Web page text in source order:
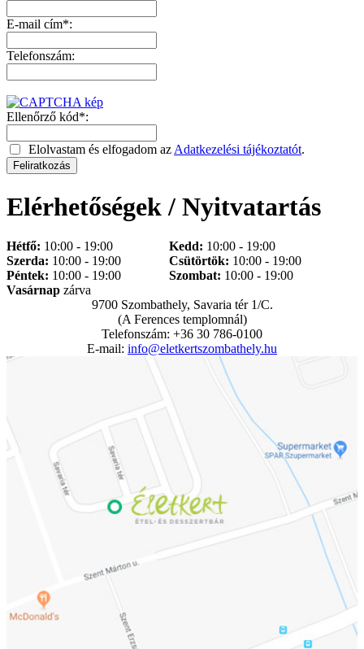
E-mail cím*:
Telefonszám:
Ellenőrző kód*:
Elolvastam és elfogadom az Adatkezelési tájékoztatót.
Elérhetőségek / Nyitvatartás
Hétfő: 10:00 - 19:00 Kedd: 10:00 - 19:00
Szerda: 10:00 - 19:00 Csütörtök: 10:00 - 19:00
Péntek: 10:00 - 19:00 Szombat: 10:00 - 19:00
Vasárnap zárva
9700 Szombathely, Savaria tér 1/C.
(A Ferences templomnál)
Telefonszám: +36 30 786-0100
E-mail: info@eletkertszombathely.hu